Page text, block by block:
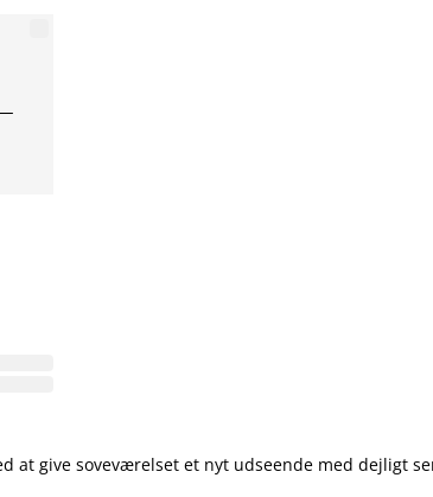
at give soveværelset et nyt udseende med dejligt